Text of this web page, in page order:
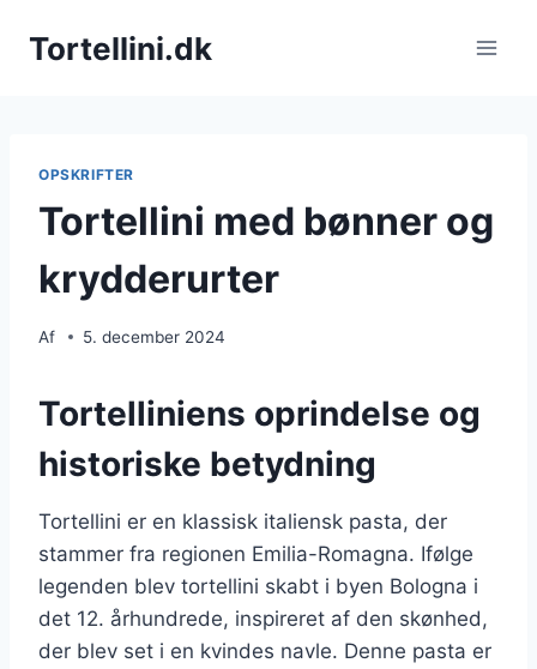
Tortellini.dk
OPSKRIFTER
Tortellini med bønner og
krydderurter
Af 5. december 2024
Tortelliniens oprindelse og
historiske betydning
Tortellini er en klassisk italiensk pasta, der
stammer fra regionen Emilia-Romagna. Ifølge
legenden blev tortellini skabt i byen Bologna i
det 12. århundrede, inspireret af den skønhed,
der blev set i en kvindes navle. Denne pasta er